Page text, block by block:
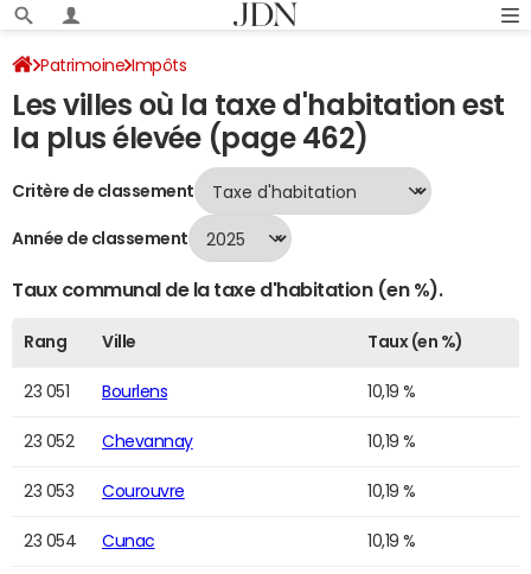
Patrimoine Impôts
Villes où la taxe d'habitation est la plus élevée Page 462
Les villes où la taxe d'habitation est
la plus élevée (page 462)
Critère de classement
Année de classement
Taux communal de la taxe d'habitation (en %).
Rang Ville Taux (en %)
23 051 Bourlens 10,19 %
23 052 Chevannay 10,19 %
23 053 Courouvre 10,19 %
23 054 Cunac 10,19 %